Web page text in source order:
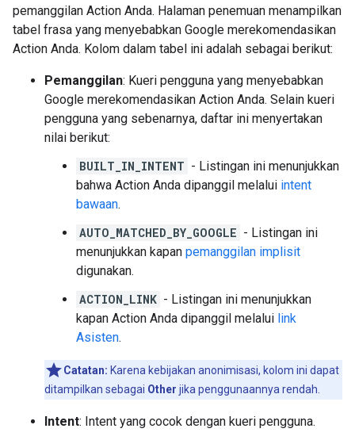
pemanggilan Action Anda. Halaman penemuan menampilkan
tabel frasa yang menyebabkan Google merekomendasikan
Action Anda. Kolom dalam tabel ini adalah sebagai berikut:
Pemanggilan: Kueri pengguna yang menyebabkan
Google merekomendasikan Action Anda. Selain kueri
pengguna yang sebenarnya, daftar ini menyertakan
nilai berikut:
BUILT_IN_INTENT - Listingan ini menunjukkan
bahwa Action Anda dipanggil melalui intent
bawaan.
AUTO_MATCHED_BY_GOOGLE - Listingan ini
menunjukkan kapan pemanggilan implisit
digunakan.
ACTION_LINK - Listingan ini menunjukkan
kapan Action Anda dipanggil melalui link
Asisten.
Catatan: Karena kebijakan anonimisasi, kolom ini dapat
ditampilkan sebagai Other jika penggunaannya rendah.
Intent: Intent yang cocok dengan kueri pengguna.